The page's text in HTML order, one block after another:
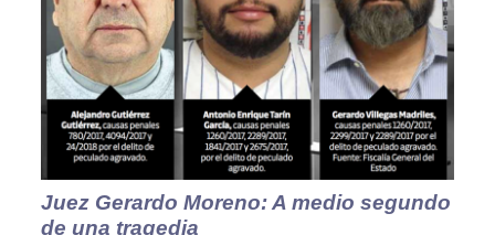
Juez Gerardo Moreno: A medio segundo
de una tragedia